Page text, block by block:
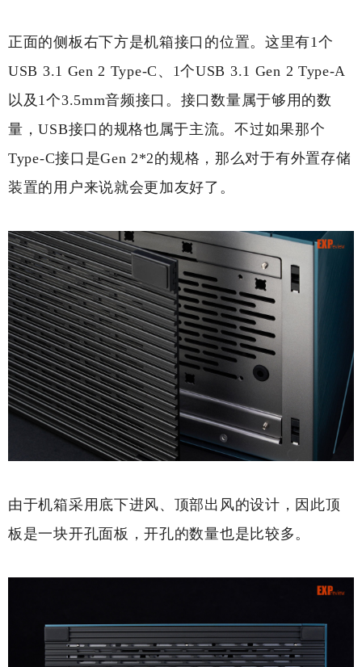
正面的侧板右下方是机箱接口的位置。这里有1个
USB 3.1 Gen 2 Type-C、1个USB 3.1 Gen 2 Type-A
以及1个3.5mm音频接口。接口数量属于够用的数
量，USB接口的规格也属于主流。不过如果那个
Type-C接口是Gen 2*2的规格，那么对于有外置存储
装置的用户来说就会更加友好了。
由于机箱采用底下进风、顶部出风的设计，因此顶
板是一块开孔面板，开孔的数量也是比较多。